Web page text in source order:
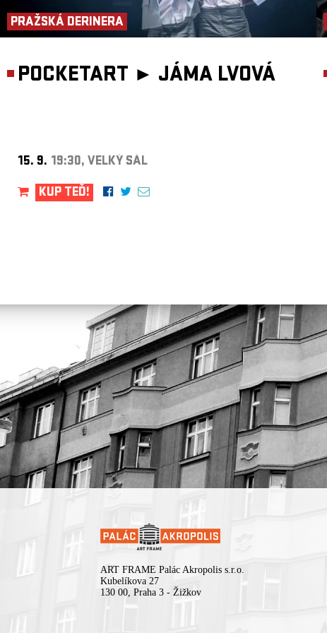
PRAŽSKÁ DERINERA
POCKETART ► JÁMA LVOVÁ
15. 9. 19:30, VELKÝ SÁL
KUP TEĎ!
ART FRAME Palác Akropolis s.r.o.
Kubelíkova 27
130 00, Praha 3 - Žižkov